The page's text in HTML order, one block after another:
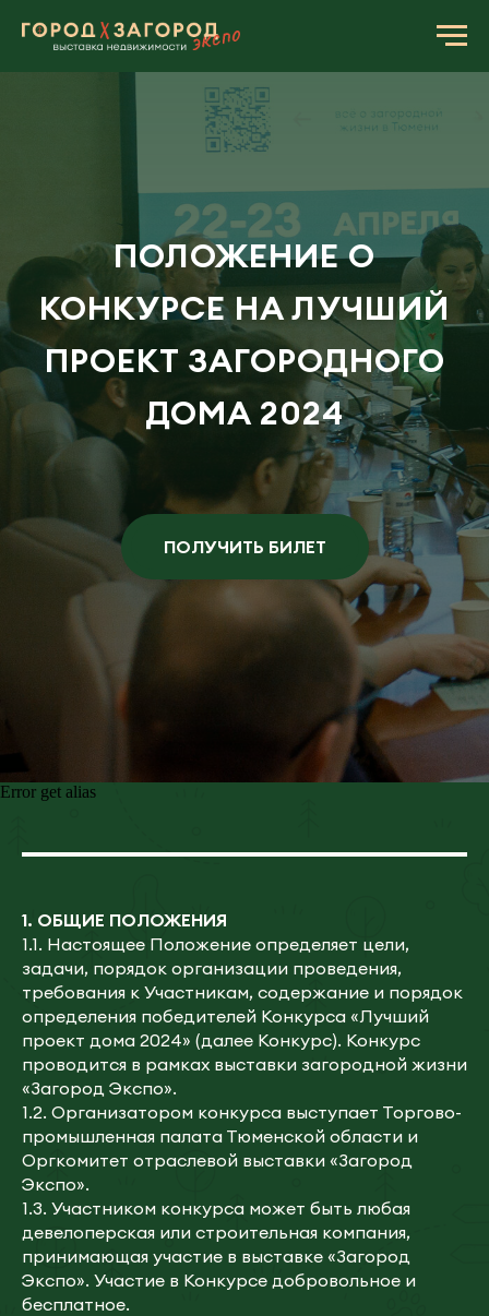
ПОЛОЖЕНИЕ О
КОНКУРСЕ НА ЛУЧШИЙ
ПРОЕКТ ЗАГОРОДНОГО
ДОМА 2024
ПОЛУЧИТЬ БИЛЕТ
Error get alias
1. ОБЩИЕ ПОЛОЖЕНИЯ
1.1. Настоящее Положение определяет цели,
задачи, порядок организации проведения,
требования к Участникам, содержание и порядок
определения победителей Конкурса «Лучший
проект дома 2024» (далее Конкурс). Конкурс
проводится в рамках выставки загородной жизни
«Загород Экспо».
1.2. Организатором конкурса выступает Торгово-
промышленная палата Тюменской области и
Оргкомитет отраслевой выставки «Загород
Экспо».
1.3. Участником конкурса может быть любая
девелоперская или строительная компания,
принимающая участие в выставке «Загород
Экспо». Участие в Конкурсе добровольное и
бесплатное.